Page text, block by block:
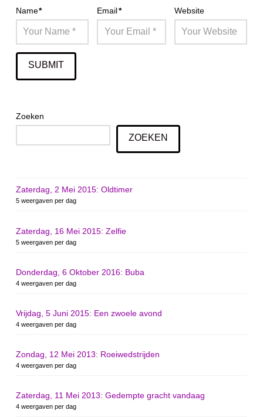
Name* Email* Website
Zoeken
ZOEKEN
Zaterdag, 2 Mei 2015: Oldtimer
5 weergaven per dag
Zaterdag, 16 Mei 2015: Zelfie
5 weergaven per dag
Donderdag, 6 Oktober 2016: Buba
4 weergaven per dag
Vrijdag, 5 Juni 2015: Een zwoele avond
4 weergaven per dag
Zondag, 12 Mei 2013: Roeiwedstrijden
4 weergaven per dag
Zaterdag, 11 Mei 2013: Gedempte gracht vandaag
4 weergaven per dag